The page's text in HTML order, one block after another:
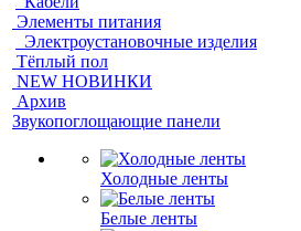
Элементы питания
Электроустановочные изделия
Тёплый пол
NEW НОВИНКИ
Архив
Звукопоглощающие панели
Холодные ленты
Белые ленты